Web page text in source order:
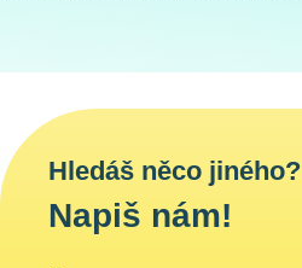
Hledáš něco jiného?
Napiš nám!